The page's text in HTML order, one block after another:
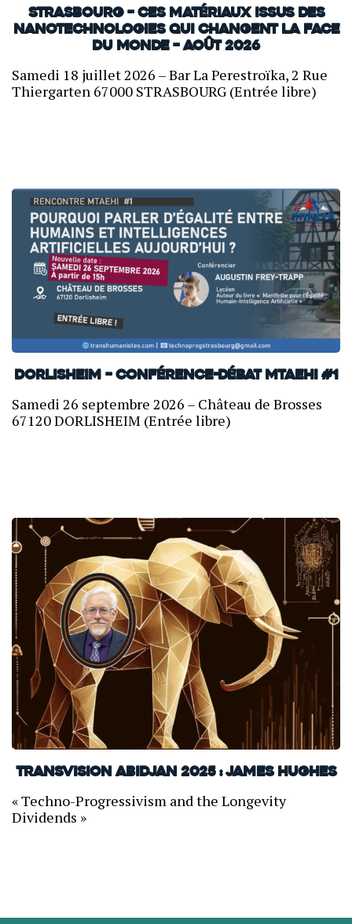
Strasbourg – Ces matériaux issus des
nanotechnologies qui changent la face
du monde – Août 2026
Samedi 18 juillet 2026 – Bar La Perestroïka, 2 Rue
Thiergarten 67000 STRASBOURG (Entrée libre)
Dorlisheim – Conférence-débat MTAEHI #1
Samedi 26 septembre 2026 – Château de Brosses
67120 DORLISHEIM (Entrée libre)
TransVision Abidjan 2025 : James Hughes
« Techno-Progressivism and the Longevity
Dividends »